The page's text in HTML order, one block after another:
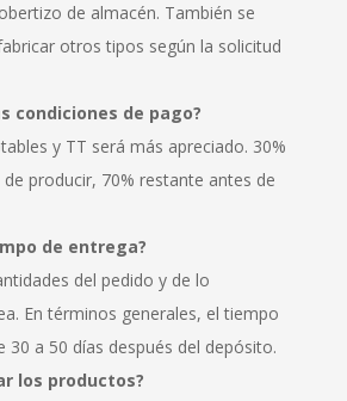
de almacén. También se
otros tipos según la solicitud
condiciones de pago?
y TT será más apreciado. 30%
producir, 70% restante antes de
de entrega?
del pedido y de lo
En términos generales, el tiempo
30 a 50 días después del depósito.
los productos?